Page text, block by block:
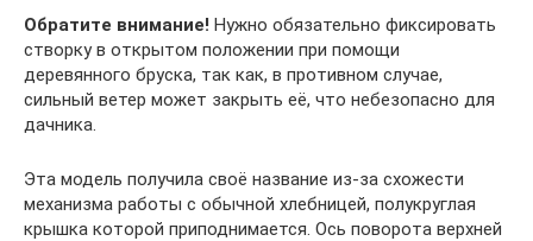
Обратите внимание! Нужно обязательно фиксировать
створку в открытом положении при помощи
деревянного бруска, так как, в противном случае,
сильный ветер может закрыть её, что небезопасно для
дачника.
Эта модель получила своё название из-за схожести
механизма работы с обычной хлебницей, полукруглая
крышка которой приподнимается. Ось поворота верхней